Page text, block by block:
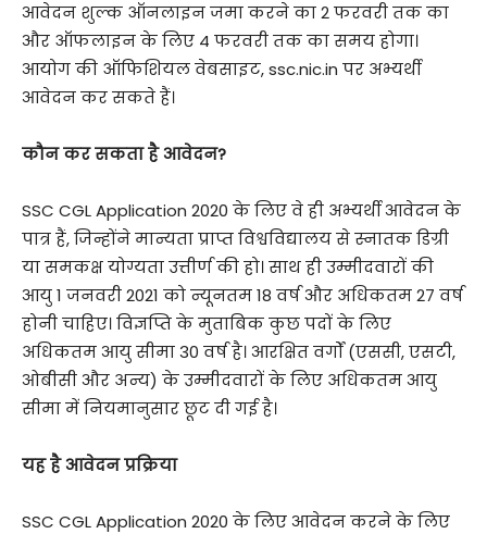
आवेदन शुल्क ऑनलाइन जमा करने का 2 फरवरी तक का
और ऑफलाइन के लिए 4 फरवरी तक का समय होगा।
आयोग की ऑफिशियल वेबसाइट, ssc.nic.in पर अभ्यर्थी
आवेदन कर सकते हैं।
कौन कर सकता है आवेदन?
SSC CGL Application 2020 के लिए वे ही अभ्यर्थी आवेदन के
पात्र हैं, जिन्होंने मान्यता प्राप्त विश्वविद्यालय से स्नातक डिग्री
या समकक्ष योग्यता उत्तीर्ण की हो। साथ ही उम्मीदवारों की
आयु 1 जनवरी 2021 को न्यूनतम 18 वर्ष और अधिकतम 27 वर्ष
होनी चाहिए। विज्ञप्ति के मुताबिक कुछ पदों के लिए
अधिकतम आयु सीमा 30 वर्ष है। आरक्षित वर्गों (एससी, एसटी,
ओबीसी और अन्य) के उम्मीदवारों के लिए अधिकतम आयु
सीमा में नियमानुसार छूट दी गई है।
यह है आवेदन प्रक्रिया
SSC CGL Application 2020 के लिए आवेदन करने के लिए